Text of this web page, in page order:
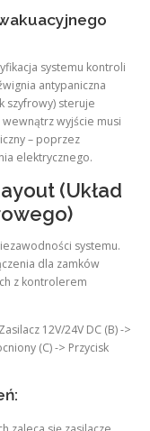
systemu kontroli
antypaniczna
szyfrowy) steruje
wyjście musi
– poprzez
elektrycznego.
(Układ
systemu.
dla zamków
z kontrolerem
12V/24V DC (B) ->
(C) -> Przycisk